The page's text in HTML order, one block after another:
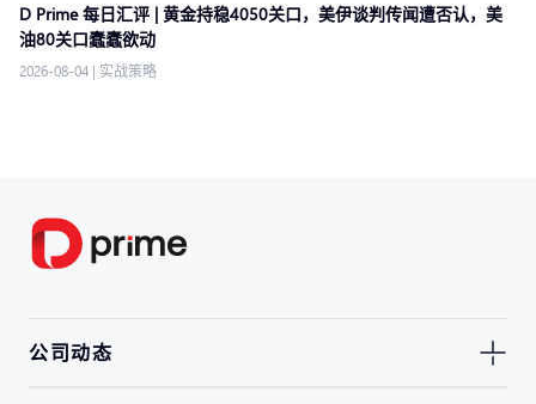
D Prime 每日汇评 | 黄金持稳4050关口，美伊谈判传闻遭否认，美
油80关口蠢蠢欲动
2026-08-04 | 实战策略
公司动态